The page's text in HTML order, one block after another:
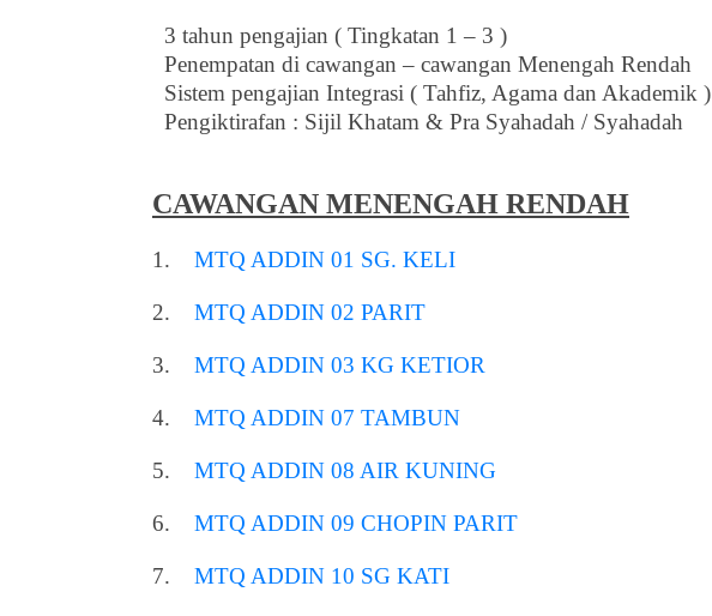
3 tahun pengajian ( Tingkatan 1 – 3 )
Penempatan di cawangan – cawangan Menengah Rendah
Sistem pengajian Integrasi ( Tahfiz, Agama dan Akademik )
Pengiktirafan : Sijil Khatam & Pra Syahadah / Syahadah
CAWANGAN MENENGAH RENDAH
1. MTQ ADDIN 01 SG. KELI
2. MTQ ADDIN 02 PARIT
3. MTQ ADDIN 03 KG KETIOR
4. MTQ ADDIN 07 TAMBUN
5. MTQ ADDIN 08 AIR KUNING
6. MTQ ADDIN 09 CHOPIN PARIT
7. MTQ ADDIN 10 SG KATI